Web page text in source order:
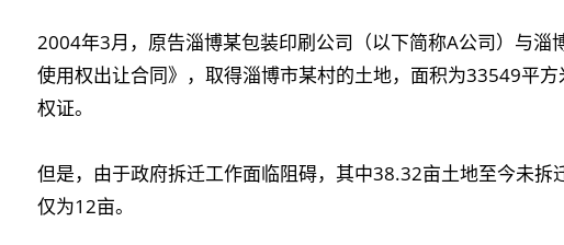
2004年3月，原告淄博某包装印刷公司（以下简称A公司）与淄
使用权出让合同》，取得淄博市某村的土地，面积为33549平
权证。
但是，由于政府拆迁工作面临阻碍，其中38.32亩土地至今未拆
仅为12亩。